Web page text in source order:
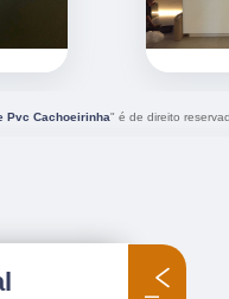
Pvc Cachoeirinha" é de direito